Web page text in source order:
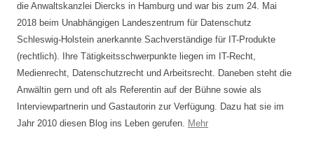
die Anwaltskanzlei Diercks in Hamburg und war bis zum 24. Mai
2018 beim Unabhängigen Landeszentrum für Datenschutz
Schleswig-Holstein anerkannte Sachverständige für IT-Produkte
(rechtlich). Ihre Tätigkeitsschwerpunkte liegen im IT-Recht,
Medienrecht, Datenschutzrecht und Arbeitsrecht. Daneben steht die
Anwältin gern und oft als Referentin auf der Bühne sowie als
Interviewpartnerin und Gastautorin zur Verfügung. Dazu hat sie im
Jahr 2010 diesen Blog ins Leben gerufen. Mehr